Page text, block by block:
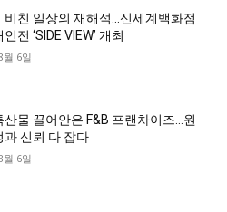
비친 일상의 재해석…신세계백화점
전 ‘SIDE VIEW’ 개최
월 6일
산물 끌어안은 F&B 프랜차이즈…원
과 신뢰 다 잡다
월 6일